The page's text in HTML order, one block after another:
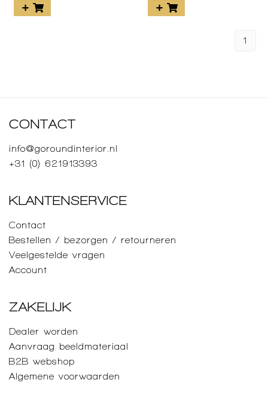
1
CONTACT
info@goroundinterior.nl
+31 (0) 621913393
KLANTENSERVICE
Contact
Bestellen / bezorgen / retourneren
Veelgestelde vragen
Account
ZAKELIJK
Dealer worden
Aanvraag beeldmateriaal
B2B webshop
Algemene voorwaarden